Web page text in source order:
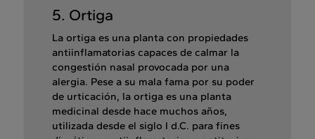
5. Ortiga
La ortiga es una planta con propiedades
antiinflamatorias capaces de calmar la
congestión nasal provocada por una
alergia. Pese a su mala fama por su poder
de urticación, la ortiga es una planta
medicinal desde hace muchos años,
utilizada desde el siglo I d.C. para fines